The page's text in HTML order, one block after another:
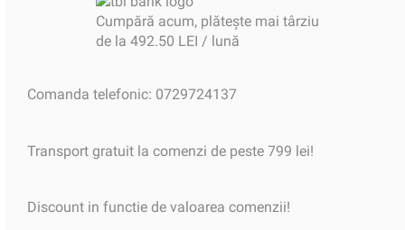
Cumpără acum, plătește mai târziu
de la 492.50 LEI / lună
Comanda telefonic: 0729724137
Transport gratuit la comenzi de peste 799 lei!
Discount in functie de valoarea comenzii!